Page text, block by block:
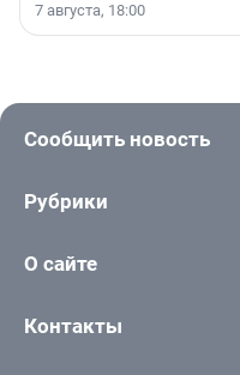
7 августа, 18:00
Сообщить новость
Рубрики
О сайте
Контакты